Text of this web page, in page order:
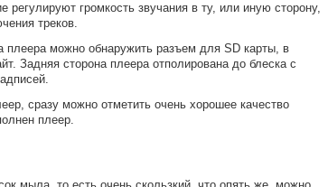
регулируют громкость звучания в ту, или иную сторону,
треков.
плеера можно обнаружить разъем для SD карты, в
Задняя сторона плеера отполирована до блеска с
сразу можно отметить очень хорошее качество
плеер.